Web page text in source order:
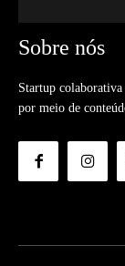
Sobre nós
Startup
por meio de